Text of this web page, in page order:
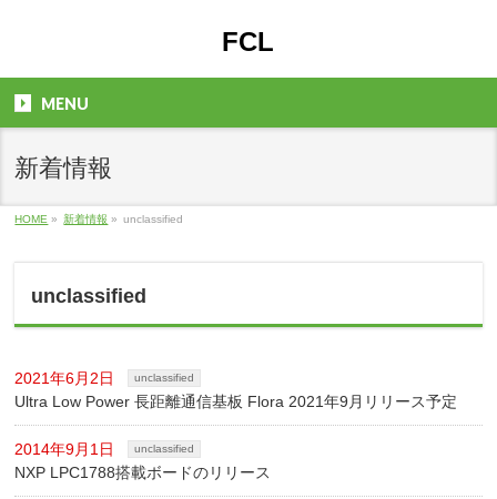
FCL
MENU
新着情報
HOME » 新着情報 » unclassified
unclassified
2021年6月2日 unclassified
Ultra Low Power 長距離通信基板 Flora 2021年9月リリース予定
2014年9月1日 unclassified
NXP LPC1788搭載ボードのリリース